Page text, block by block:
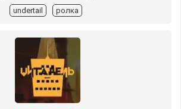
undertail ролка